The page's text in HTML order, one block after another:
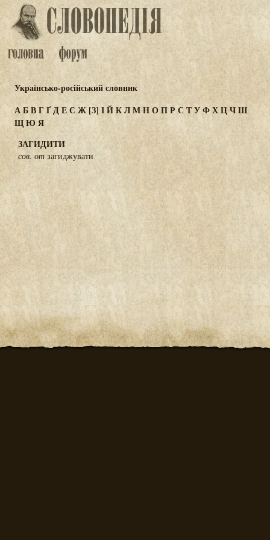
Українсько-російський словник
АБВГҐДЕЄ Ж[З] ІЙКЛМНОПР С ТУФХЦЧШ
ЩЮ Я
ЗАГИДИТИ
сов. от загиджувати